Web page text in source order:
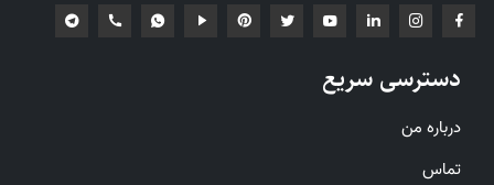
دسترسی سریع
درباره من
تماس